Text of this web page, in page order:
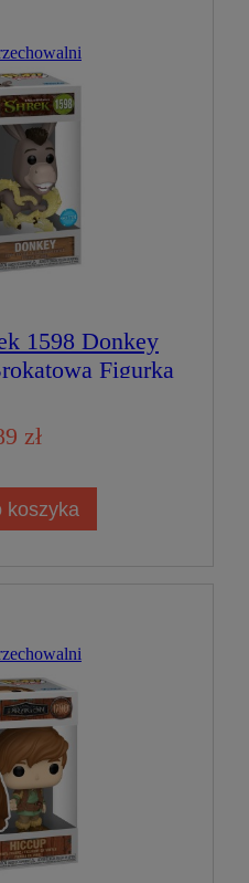
1598 Donkey
Figurka
zł
koszyka